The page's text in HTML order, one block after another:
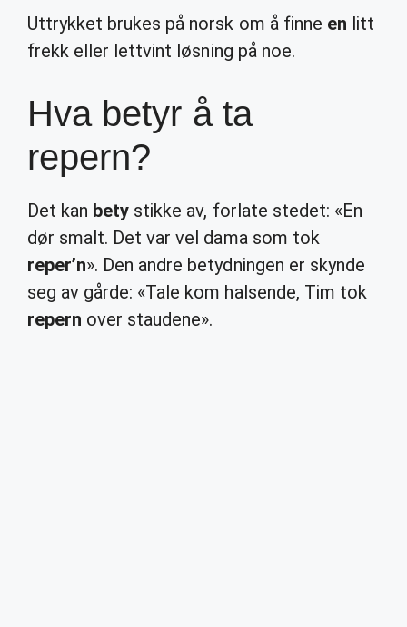
Uttrykket brukes på norsk om å finne en litt
frekk eller lettvint løsning på noe.
Hva betyr å ta
repern?
Det kan bety stikke av, forlate stedet: «En
dør smalt. Det var vel dama som tok
reper’n». Den andre betydningen er skynde
seg av gårde: «Tale kom halsende, Tim tok
repern over staudene».